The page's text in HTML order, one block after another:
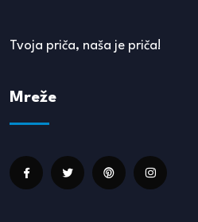
Tvoja priča, naša je priča!
Mreže